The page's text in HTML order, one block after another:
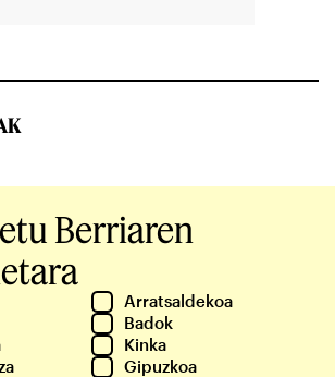
Berriaren
Arratsaldekoa
Badok
Kinka
Gipuzkoa